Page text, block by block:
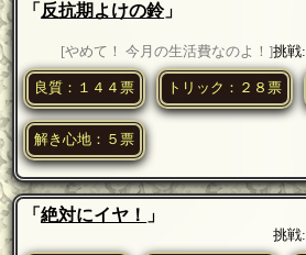
「 反抗期よけの鈴」
挑戦:
[やめて！ 今月の生活費なのよ！]
良質：１４４票 トリック：２８票
解き心地：５票
「絶対にイヤ！ 」
挑戦: